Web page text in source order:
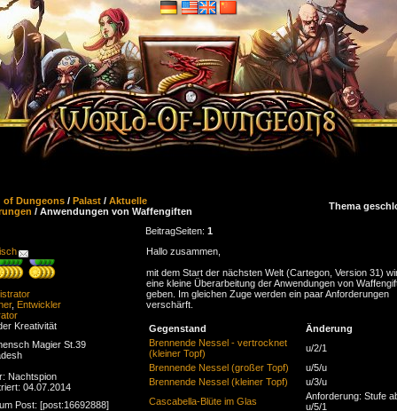
of Dungeons / Palast / Aktuelle
/ Anwendungen von Waffengiften Thema
BeitragSeiten: 1
, Entwickler
Kreativität
Magier St.39
Nachtspion
04.07.2014
Post: [post:16692888]
Hallo zusammen,
mit dem Start der nächsten Welt (Cartegon, Version 31)
eine kleine Überarbeitung der Anwendungen von
geben. Im gleichen Zuge werden ein paar Anforderungen
verschärft.
Gegenstand
Änderung
Brennende Nessel - vertrocknet
(kleiner Topf)
u/2/1
Brennende Nessel (großer Topf)
u/5/u
Brennende Nessel (kleiner Topf)
u/3/u
Cascabella-Blüte im Glas
Anforderung: Stufe
u/5/1